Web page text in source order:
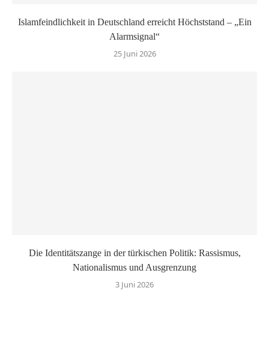
Islamfeindlichkeit in Deutschland erreicht Höchststand – „Ein
Alarmsignal“
25 Juni 2026
Die Identitätszange in der türkischen Politik: Rassismus,
Nationalismus und Ausgrenzung
3 Juni 2026